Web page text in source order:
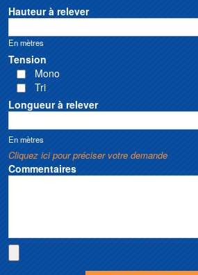
Hauteur à relever
En mètres
Tension
Mono
Tri
Longueur à relever
En mètres
Cliquez ici pour préciser votre demande
Commentaires